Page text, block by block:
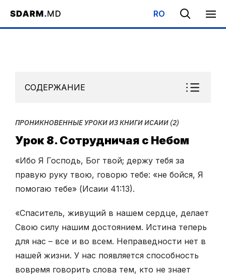
RO
Начало / Библиотека / Субботняя Школа / Проникновенные
СОДЕРЖАНИЕ
ПРОНИКНОВЕННЫЕ УРОКИ ИЗ КНИГИ ИСАИИ (2)
Урок 8. Сотрудничая с Небом
«Ибо Я Господь, Бог твой; держу тебя за
правую руку твою, говорю тебе: «не бойся, Я
помогаю тебе» (Исаии 41:13).
«Спаситель, живущий в нашем сердце, делает
Свою силу нашим достоянием. Истина теперь
для нас – все и во всем. Неправедности нет в
нашей жизни. У нас появляется способность
вовремя говорить слова тем, кто не знает